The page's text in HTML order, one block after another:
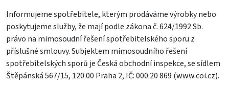
Informujeme spotřebitele, kterým prodáváme výrobky nebo
poskytujeme služby, že mají podle zákona č. 624/1992 Sb.
právo na mimosoudní řešení spotřebitelského sporu z
příslušné smlouvy. Subjektem mimosoudního řešení
spotřebitelských sporů je Česká obchodní inspekce, se sídlem
Štěpánská 567/15, 120 00 Praha 2, IČ: 000 20 869 (www.coi.cz).